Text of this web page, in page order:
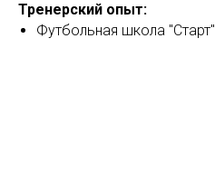
Тренерский опыт:
Футбольная школа "Старт"